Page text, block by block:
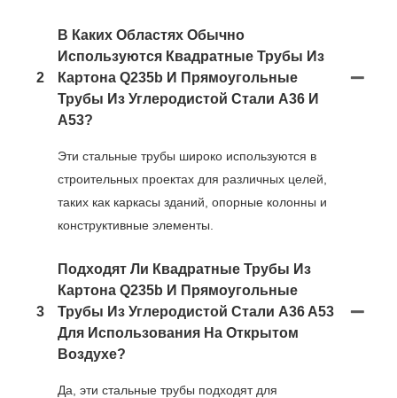
2
В Каких Областях Обычно
Используются Квадратные Трубы Из
Картона Q235b И Прямоугольные
Трубы Из Углеродистой Стали A36 И
A53?
Эти стальные трубы широко используются в
строительных проектах для различных целей,
таких как каркасы зданий, опорные колонны и
конструктивные элементы.
3
Подходят Ли Квадратные Трубы Из
Картона Q235b И Прямоугольные
Трубы Из Углеродистой Стали A36 A53
Для Использования На Открытом
Воздухе?
Да, эти стальные трубы подходят для